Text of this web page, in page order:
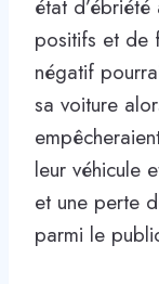
état
positifs et de
négatif
sa voiture
leur véhicule
et une perte
parmi le